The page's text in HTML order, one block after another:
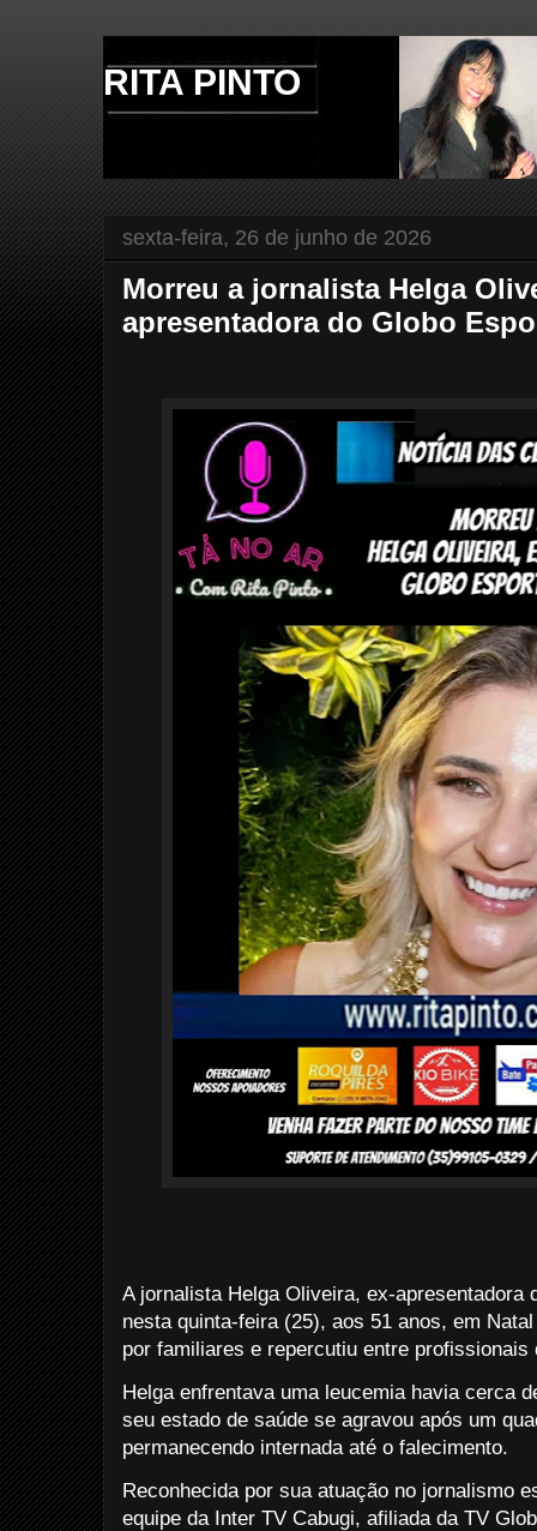
RITA PINTO
sexta-feira, 26 de junho de 2026
Morreu a jornalista Helga
apresentadora do Globo
A jornalista Helga Oliveira, ex-apresentadora
nesta quinta-feira (25), aos 51 anos, em
por familiares e repercutiu entre
Helga enfrentava uma leucemia havia cerca
seu estado de saúde se agravou após um
permanecendo internada até o falecimento.
Reconhecida por sua atuação no jornalismo
equipe da Inter TV Cabugi, afiliada da TV